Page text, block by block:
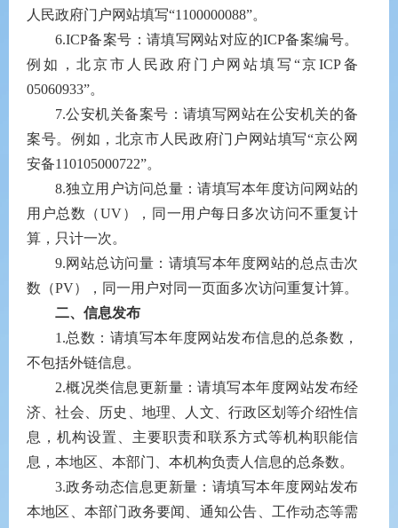
人民政府门户网站填写“1100000088”。
6.ICP备案号：请填写网站对应的ICP备案编号。
例如，北京市人民政府门户网站填写“京ICP备
05060933”。
7.公安机关备案号：请填写网站在公安机关的备
案号。例如，北京市人民政府门户网站填写“京公网
安备110105000722”。
8.独立用户访问总量：请填写本年度访问网站的
用户总数（UV），同一用户每日多次访问不重复计
算，只计一次。
9.网站总访问量：请填写本年度网站的总点击次
数（PV），同一用户对同一页面多次访问重复计算。
二、信息发布
1.总数：请填写本年度网站发布信息的总条数，
不包括外链信息。
2.概况类信息更新量：请填写本年度网站发布经
济、社会、历史、地理、人文、行政区划等介绍性信
息，机构设置、主要职责和联系方式等机构职能信
息，本地区、本部门、本机构负责人信息的总条数。
3.政务动态信息更新量：请填写本年度网站发布
本地区、本部门政务要闻、通知公告、工作动态等需